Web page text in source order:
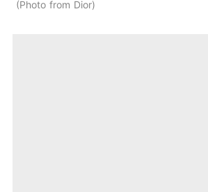
Photo from Dior